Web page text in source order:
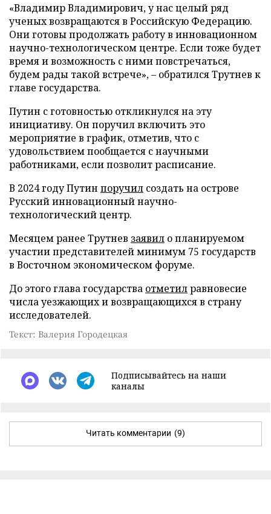
«Владимир Владимирович, у нас целый ряд
ученых возвращаются в Российскую Федерацию.
Они готовы продолжать работу в инновационном
научно-технологическом центре. Если тоже будет
время и возможность с ними повстречаться,
будем рады такой встрече», – обратился Трутнев к
главе государства.
Путин с готовностью откликнулся на эту
инициативу. Он поручил включить это
мероприятие в график, отметив, что с
удовольствием пообщается с научными
работниками, если позволит расписание.
В 2024 году Путин поручил создать на острове
Русский инновационный научно-
технологический центр.
Месяцем ранее Трутнев заявил о планируемом
участии представителей минимум 75 государств
в Восточном экономическом форуме.
До этого глава государства отметилравновесие
числа уезжающих и возвращающихся в страну
исследователей.
Текст: Валерия Городецкая
Подписывайтесь на наши
каналы
Читать комментарии (9)